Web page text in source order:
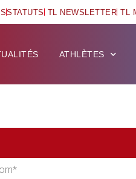
STATUTS TL NEWSLETTER TL
ATHLÈTES